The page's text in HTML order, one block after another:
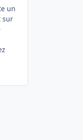
un
sur